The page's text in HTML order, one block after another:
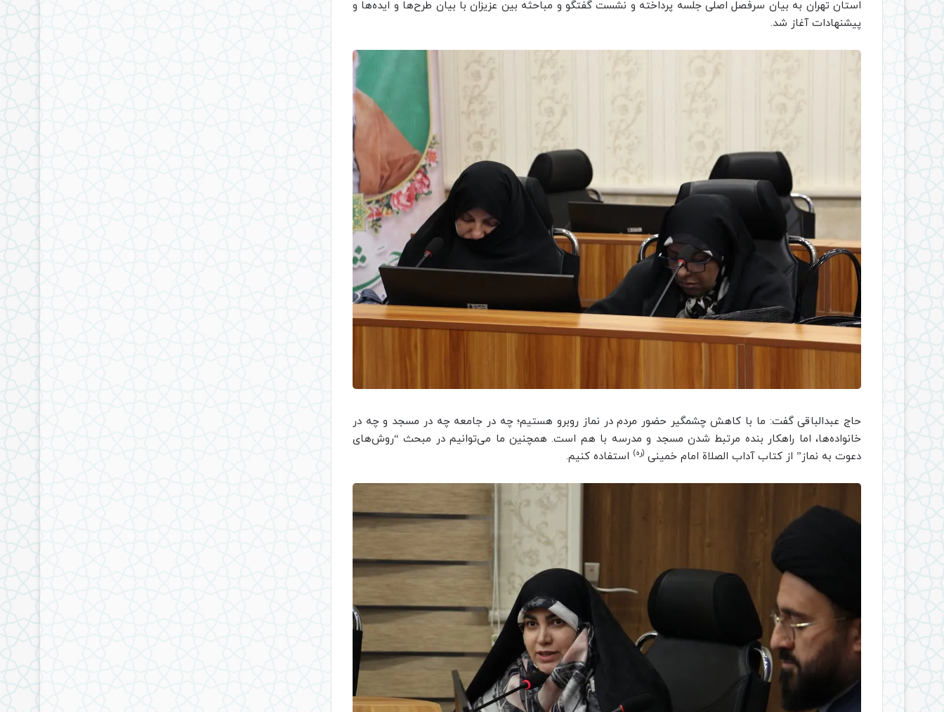
استان تهران به بیان سرفصل اصلی جلسه پرداخته و نشست گفتگو و مباحثه بین عزیزان با بیان طرح‌ها و ایده‌ها و
پیشنهادات آغاز شد.
حاج عبدالباقی گفت: ما با کاهش چشمگیر حضور مردم در نماز روبرو هستیم؛ چه در جامعه چه در مسجد و چه در
خانواده‌ها، اما راهکار بنده مرتبط شدن مسجد و مدرسه با هم است. همچنین ما می‌توانیم در مبحث “روش‌های
دعوت به نماز” از کتاب آداب الصلاة امام خمینی (ره) استفاده کنیم.